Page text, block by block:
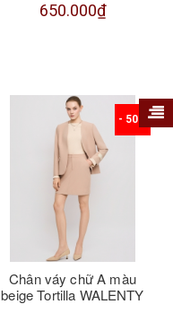
650.000₫
- 50%
Chân váy chữ A màu
beige Tortilla WALENTY